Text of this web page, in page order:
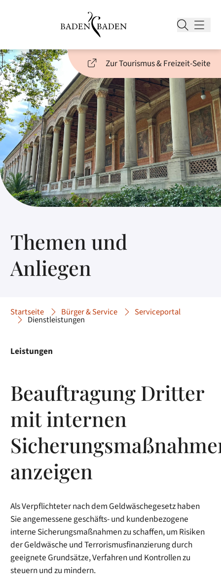
Zur Tourismus & Freizeit-Seite
Themen und
Anliegen
Startseite Bürger & Service Serviceportal
Dienstleistungen
Leistungen
Beauftragung Dritter
mit internen
anzeigen
Als Verpflichteter nach dem Geldwäschegesetz haben
Sie angemessene geschäfts- und kundenbezogene
interne Sicherungsmaßnahmen zu schaffen, um Risiken
der Geldwäsche und Terrorismusfinanzierung durch
geeignete Grundsätze, Verfahren und Kontrollen zu
steuern und zu mindern.